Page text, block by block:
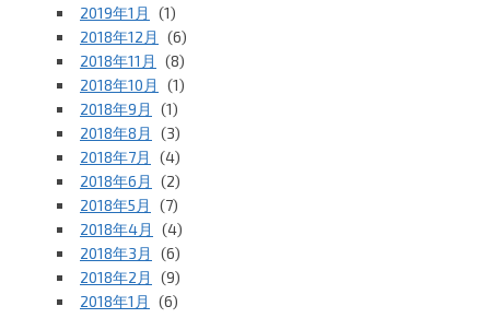
2019年1月
(1)
2018年12月
(6)
2018年11月
(8)
2018年10月
(1)
2018年9月
(1)
2018年8月
(3)
2018年7月
(4)
2018年6月
(2)
2018年5月
(7)
2018年4月
(4)
2018年3月
(6)
2018年2月
(9)
2018年1月
(6)